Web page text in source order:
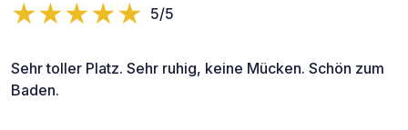
5/5
Sehr toller Platz. Sehr ruhig, keine Mücken. Schön zum
Baden.